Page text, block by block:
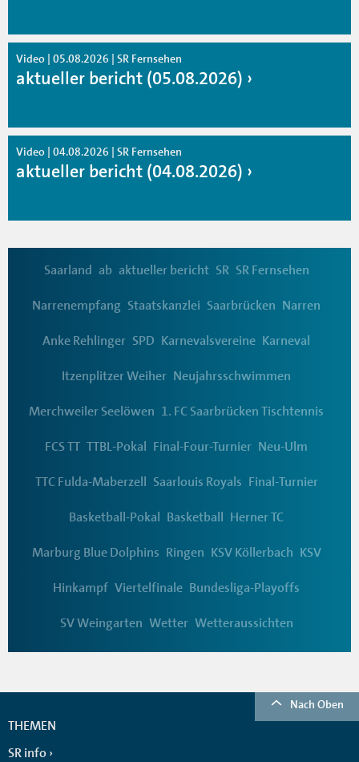
Video | 05.08.2026 | SR Fernsehen
aktueller bericht (05.08.2026)
Video | 04.08.2026 | SR Fernsehen
aktueller bericht (04.08.2026)
Saarland ab aktueller bericht SR SR Fernsehen
Narrenempfang Staatskanzlei Saarbrücken Narren
Anke Rehlinger SPD Karnevalsvereine Karneval
Itzenplitzer Weiher Neujahrsschwimmen
Merchweiler Seelöwen 1. FC Saarbrücken Tischtennis
FCS TT TTBL-Pokal Final-Four-Turnier Neu-Ulm
TTC Fulda-Maberzell Saarlouis Royals Final-Turnier
Basketball-Pokal Basketball Herner TC
Marburg Blue Dolphins Ringen KSV Köllerbach KSV
Hinkampf Viertelfinale Bundesliga-Playoffs
SV Weingarten Wetter Wetteraussichten
Nach Oben
THEMEN
SR info